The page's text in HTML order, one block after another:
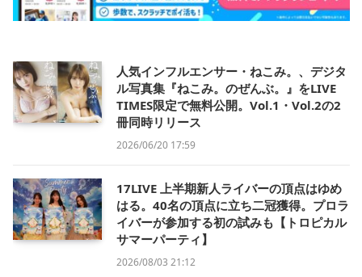
人気インフルエンサー・ねこみ。、デジタ
ル写真集『ねこみ。のぜんぶ。』をLIVE
TIMES限定で無料公開。Vol.1・Vol.2の2
冊同時リリース
2026/06/20 17:59
17LIVE 上半期新人ライバーの頂点はゆめ
はる。40名の頂点に立ち二冠獲得。プロラ
イバーが参加する初の試みも【トロピカル
サマーパーティ】
2026/08/03 21:12